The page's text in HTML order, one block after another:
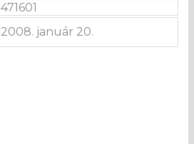
471601
2008. január 20.